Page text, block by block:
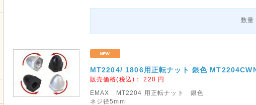
数量
MT2204/ 1806用正転ナット 銀色
販売価格(税込)：220 円
EMAX MT2204 用正転ナット 銀色
ネジ径5mm